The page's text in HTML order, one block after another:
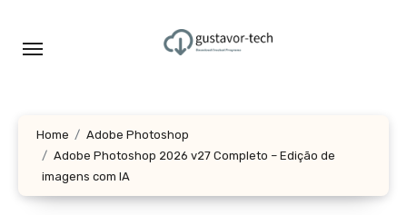
Home
Adobe Photoshop
Adobe Photoshop 2026 v27 Completo – Edição de
imagens com IA